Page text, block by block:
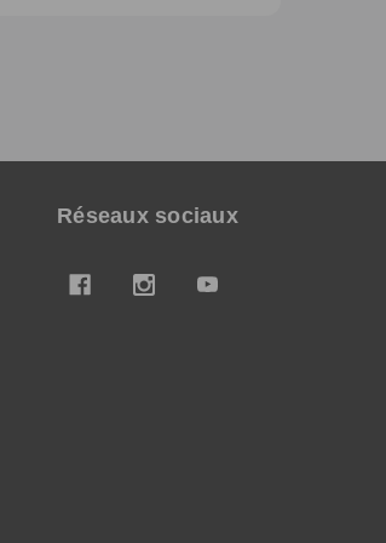
Réseaux sociaux